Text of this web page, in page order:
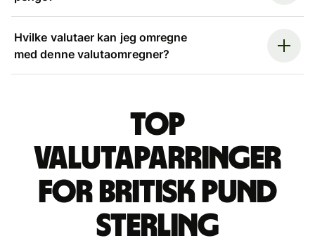
Hvilke valutaer kan jeg omregne
med denne valutaomregner?
Top
valutaparringer
for britisk pund
sterling